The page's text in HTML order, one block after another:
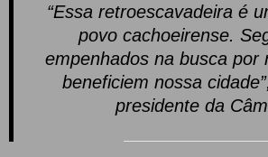
“Essa retroescavadeira é
povo cachoeirense.
empenhados na busca por
beneficiem nossa
presidente da